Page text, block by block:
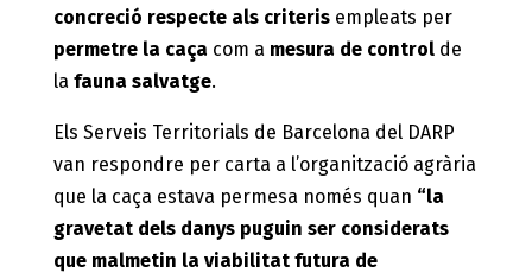
concreció respecte als criterisempleats per
permetre la caça com a mesura de controlde
la fauna salvatge.
Els Serveis Territorials de Barcelona del DARP
van respondre per carta a l’organització agrària
que la caça estava permesa només quan “la
gravetat dels danys puguin ser considerats
que malmetin la viabilitat futura de